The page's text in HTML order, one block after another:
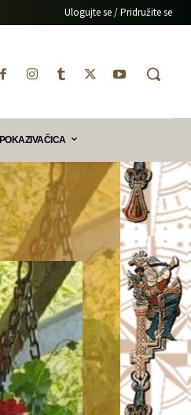
Ulogujte se / Pridružite se
POKAZIVAČICA